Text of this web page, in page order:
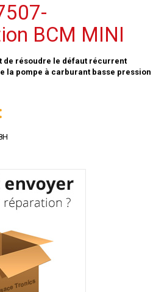
BCM MINI
de résoudre le défaut récurrent
la pompe à carburant basse pression